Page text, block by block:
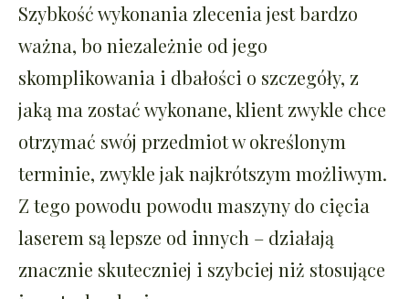
Szybkość wykonania zlecenia jest bardzo
ważna, bo niezależnie od jego
skomplikowania i dbałości o szczegóły, z
jaką ma zostać wykonane, klient zwykle chce
otrzymać swój przedmiot w określonym
terminie, zwykle jak najkrótszym możliwym.
Z tego powodu powodu maszyny do cięcia
laserem są lepsze od innych – działają
znacznie skuteczniej i szybciej niż stosujące